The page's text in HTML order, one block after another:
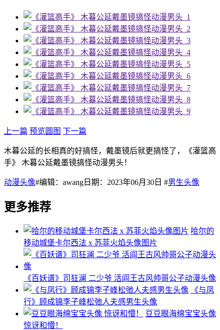
上一篇 预览圆图 下一篇
木暮公延的长相真的好搞怪，戴墨镜后就更搞怪了，《灌篮高
手》 木暮公延戴墨镜搞怪动漫男头！
动漫头像#编辑：awang日期：2023年06月30日 #男生头像
更多推荐
哈尔的
移动城堡卡尔西法 x 苏菲火焰头像图片
《百妖谱》司狂澜 二少爷 活阎王古风帅哥公子动漫头像
《与凤
行》顾成锦李子峰松弛人夫感男生头像
豆豆眼海绵宝宝头像
惊讶和懵！